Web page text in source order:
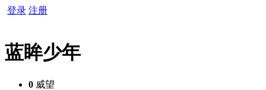
登录 注册
蓝眸少年
0 威望